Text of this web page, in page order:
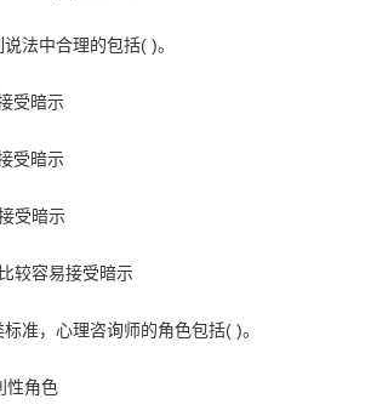
法中合理的包括( )。
受暗示
受暗示
受暗示
较容易接受暗示
准，心理咨询师的角色包括( )。
性角色